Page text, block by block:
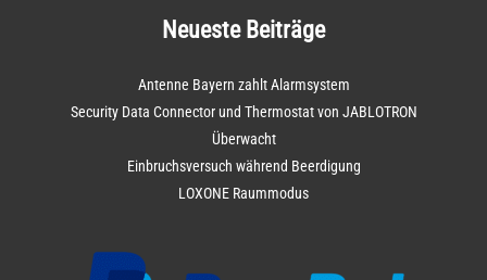
Neueste Beiträge
Antenne Bayern zahlt Alarmsystem
Security Data Connector und Thermostat von JABLOTRON
Überwacht
Einbruchsversuch während Beerdigung
LOXONE Raummodus